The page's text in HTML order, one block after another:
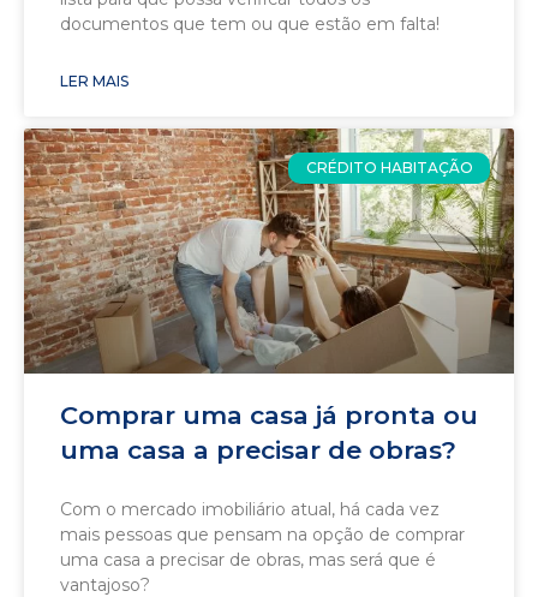
documentos que tem ou que estão em falta!
LER MAIS
CRÉDITO HABITAÇÃO
Comprar uma casa já pronta ou
uma casa a precisar de obras?
Com o mercado imobiliário atual, há cada vez
mais pessoas que pensam na opção de comprar
uma casa a precisar de obras, mas será que é
vantajoso?